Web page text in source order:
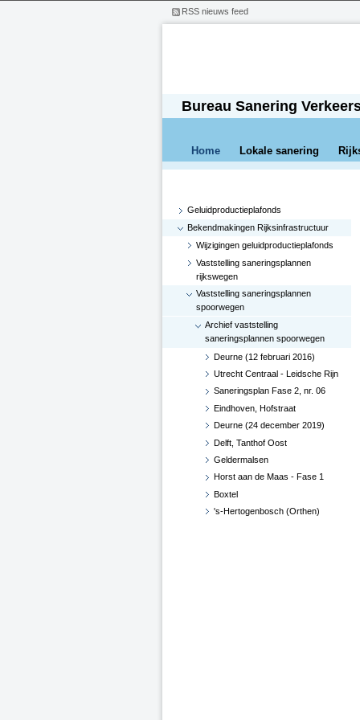
Bureau Sanering
Home Lokale sanering
Geluidproductieplafonds
Bekendmakingen Rijksinfrastructuur
Wijzigingen geluidproductieplafonds
Vaststelling saneringsplannen
rijkswegen
Vaststelling saneringsplannen
spoorwegen
Archief vaststelling
saneringsplannen spoorwegen
Deurne (12 februari 2016)
Utrecht Centraal - Leidsche Rijn
Saneringsplan Fase 2, nr. 06
Eindhoven, Hofstraat
Deurne (24 december 2019)
Delft, Tanthof Oost
Geldermalsen
Horst aan de Maas - Fase 1
Boxtel
's-Hertogenbosch (Orthen)
RSS nieuws feed